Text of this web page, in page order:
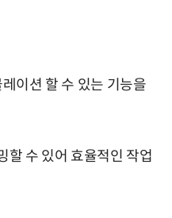
이션 할 수 있는 기능을
할 수 있어 효율적인 작업